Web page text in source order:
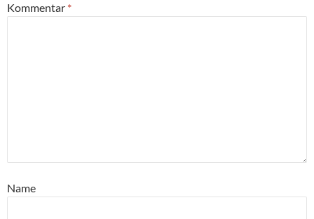
Kommentar *
Name